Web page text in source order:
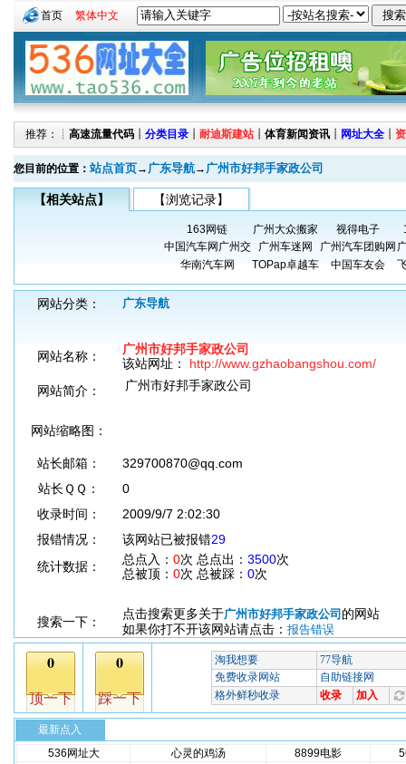
首页 繁体中文
推荐：┊ 高速流量代码 ┊ 分类目录 ┊ 耐迪斯建站 ┊ 体育新闻资讯 ┊ 网址大全 ┊
您目前的位置： 站点首页→ 广东导航→ 广州市好邦手家政公司
【相关站点】 【浏览记录】
163网链 广州大众搬家 视得电子
中国汽车网广州交
广州车迷网 广州汽车团购网
华南汽车网
TOPap卓越车 中国车友会
网站分类： 广东导航
网站名称：
广州市好邦手家政公司
该站网址： http://www.gzhaobangshou.com/
网站简介：
广州市好邦手家政公司
网站缩略图：
站长邮箱：
329700870@qq.com
站长ＱＱ：
0
收录时间：
2009/9/7 2:02:30
报错情况：
该网站已被报错29
统计数据：
总点入： 0次 总点出： 3500次
总被顶： 0次 总被踩： 0次
搜索一下：
点击搜索更多关于广州市好邦手家政公司 的网站
如果你打不开该网站请点击： 报告错误
最新点入
536网址大
心灵的鸡汤 8899电影